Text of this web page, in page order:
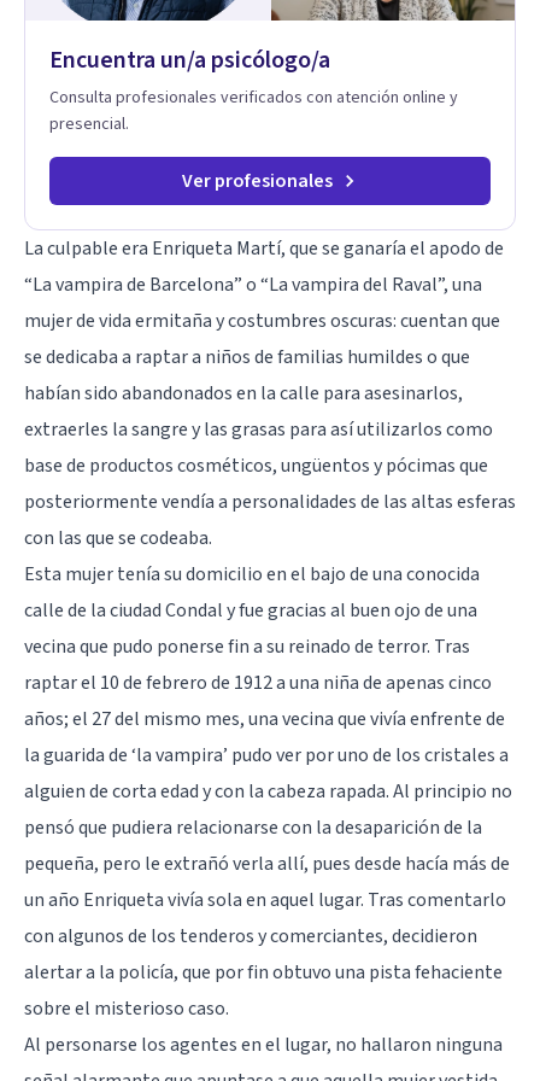
Encuentra un/a psicólogo/a
Consulta profesionales verificados con atención online y
presencial.
Ver profesionales
La culpable era Enriqueta Martí, que se ganaría el apodo de
“La vampira de Barcelona” o “La vampira del Raval”, una
mujer de vida ermitaña y costumbres oscuras: cuentan que
se dedicaba a raptar a niños de familias humildes o que
habían sido abandonados en la calle para asesinarlos,
extraerles la sangre y las grasas para así utilizarlos como
base de productos cosméticos, ungüentos y pócimas que
posteriormente vendía a personalidades de las altas esferas
con las que se codeaba.
Esta mujer tenía su domicilio en el bajo de una conocida
calle de la ciudad Condal y fue gracias al buen ojo de una
vecina que pudo ponerse fin a su reinado de terror. Tras
raptar el 10 de febrero de 1912 a una niña de apenas cinco
años; el 27 del mismo mes, una vecina que vivía enfrente de
la guarida de ‘la vampira’ pudo ver por uno de los cristales a
alguien de corta edad y con la cabeza rapada. Al principio no
pensó que pudiera relacionarse con la desaparición de la
pequeña, pero le extrañó verla allí, pues desde hacía más de
un año Enriqueta vivía sola en aquel lugar. Tras comentarlo
con algunos de los tenderos y comerciantes, decidieron
alertar a la policía, que por fin obtuvo una pista fehaciente
sobre el misterioso caso.
Al personarse los agentes en el lugar, no hallaron ninguna